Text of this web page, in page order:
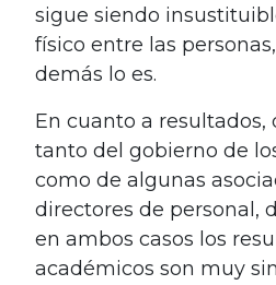
sigue siendo
físico entre las
demás lo es.
En cuanto a resultados,
tanto del gobierno de
como de algunas
directores de personal,
en ambos casos los
académicos son muy